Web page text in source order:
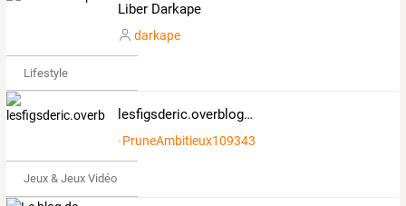
Liber Darkape
darkape
Lifestyle
lesfigsderic.overblog.com
PruneAmbitieux109343
Jeux & Jeux Vidéo